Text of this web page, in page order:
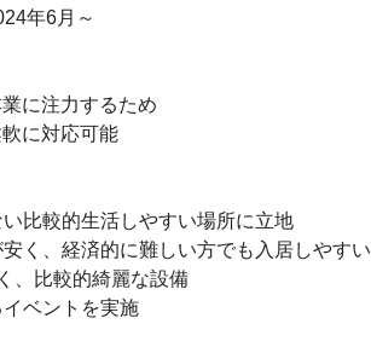
年6月～
に注力するため
軟に対応可能
比較的生活しやすい場所に立地
く、経済的に難しい方でも入居しやすい
、比較的綺麗な設備
ベントを実施